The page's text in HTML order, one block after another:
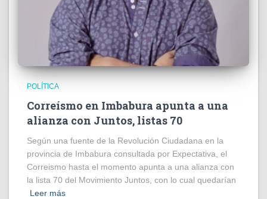
POLÍTICA
Correísmo en Imbabura apunta a una
alianza con Juntos, listas 70
Según una fuente de la Revolución Ciudadana en la
provincia de Imbabura consultada por Expectativa, el
Correismo hasta el momento apunta a una alianza con
la lista 70 del Movimiento Juntos, con lo cual quedarían
Leer más